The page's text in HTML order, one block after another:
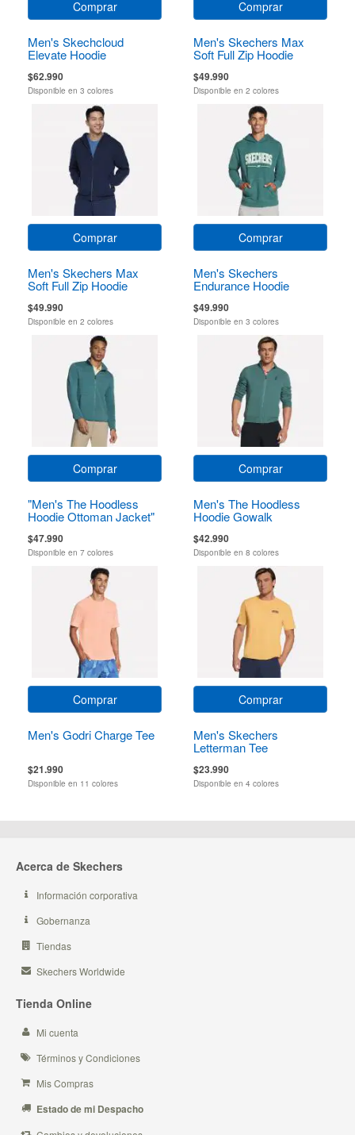
Comprar
Men's Skechcloud
Elevate Hoodie
$62.990
Disponible en 3 colores
Comprar
Men's Skechers Max
Soft Full Zip Hoodie
$49.990
Disponible en 2 colores
Comprar
Men's Skechers Max
Soft Full Zip Hoodie
$49.990
Disponible en 2 colores
Comprar
Men's Skechers
Endurance Hoodie
$49.990
Disponible en 3 colores
Comprar
"Men's The Hoodless
Hoodie Ottoman Jacket"
$47.990
Disponible en 7 colores
Comprar
Men's The Hoodless
Hoodie Gowalk
$42.990
Disponible en 8 colores
Comprar
Men's Godri Charge Tee
$21.990
Disponible en 11 colores
Comprar
Men's Skechers
Letterman Tee
$23.990
Disponible en 4 colores
Acerca de Skechers
Información corporativa
Gobernanza
Tiendas
Skechers Worldwide
Tienda Online
Mi cuenta
Términos y Condiciones
Mis Compras
Estado de mi Despacho